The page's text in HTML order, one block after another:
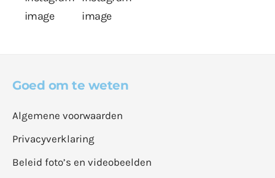
Goed om te weten
Algemene voorwaarden
Privacyverklaring
Beleid foto’s en videobeelden